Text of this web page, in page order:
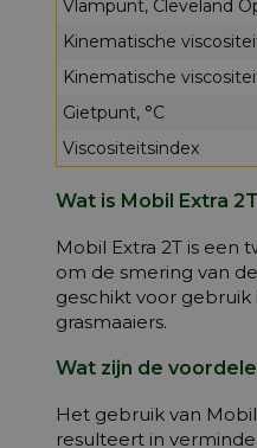
Vlampunt, Cleveland
Kinematische
Kinematische
Gietpunt, °C
Viscositeitsindex
Wat is Mobil Extra
Mobil Extra 2T is
om de smering van
geschikt voor
grasmaaiers.
Wat zijn de
Het gebruik van
resulteert in